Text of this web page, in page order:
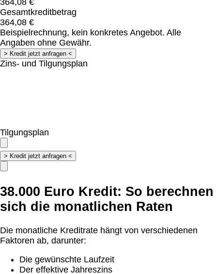
Gesamtkreditbetrag
364,08 €
Beispielrechnung, kein konkretes Angebot. Alle
Angaben ohne Gewähr.
Zins- und Tilgungsplan
Tilgungsplan
38.000 Euro Kredit: So berechnen
sich die monatlichen Raten
Die monatliche Kreditrate hängt von verschiedenen
Faktoren ab, darunter:
Die gewünschte Laufzeit
Der effektive Jahreszins